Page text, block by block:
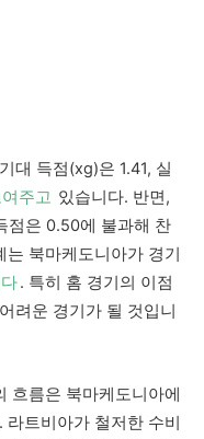
대 득점(xg)은 1.41, 실
주고 있습니다. 반면,
점은 0.50에 불과해 찬
북마케도니아가 경기
. 특히 홈 경기의 이점
려운 경기가 될 것입니
흐름은 북마케도니아에
트비아가 철저한 수비